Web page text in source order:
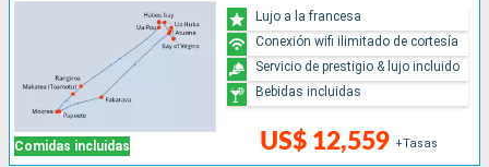
Comidas incluidas US$ 12,559 +Tasas
Lujo a la francesa
Conexión wifi ilimitado de cortesía
Servicio de prestigio & lujo incluido
Bebidas incluidas